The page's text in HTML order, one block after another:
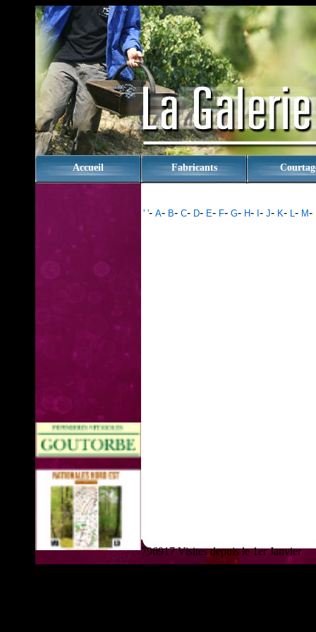
Accueil Fabricants
' '- A- B- C- D- E- F- G- H- - J- K- L- M-
796917 Visites depuis le 1er Janvier